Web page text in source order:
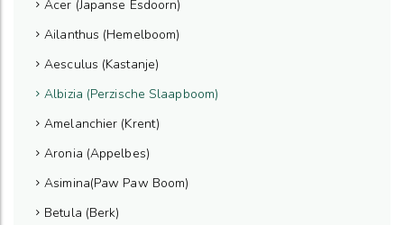
Acer (Japanse Esdoorn)
Ailanthus (Hemelboom)
Aesculus (Kastanje)
Albizia (Perzische Slaapboom)
Amelanchier (Krent)
Aronia (Appelbes)
Asimina(Paw Paw Boom)
Betula (Berk)